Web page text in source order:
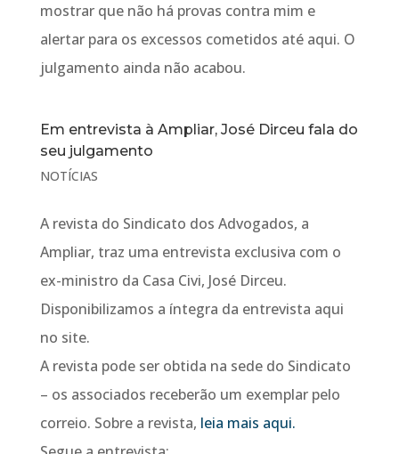
mostrar que não há provas contra mim e
alertar para os excessos cometidos até aqui. O
julgamento ainda não acabou.
Em entrevista à Ampliar, José Dirceu fala do
seu julgamento
NOTÍCIAS
A revista do Sindicato dos Advogados, a
Ampliar, traz uma entrevista exclusiva com o
ex-ministro da Casa Civi, José Dirceu.
Disponibilizamos a íntegra da entrevista aqui
no site.
A revista pode ser obtida na sede do Sindicato
– os associados receberão um exemplar pelo
correio. Sobre a revista, leia mais aqui.